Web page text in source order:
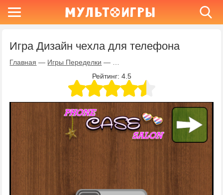
Игра Дизайн чехла для телефона
Главная — Игры Переделки —
Рейтинг: 4.5